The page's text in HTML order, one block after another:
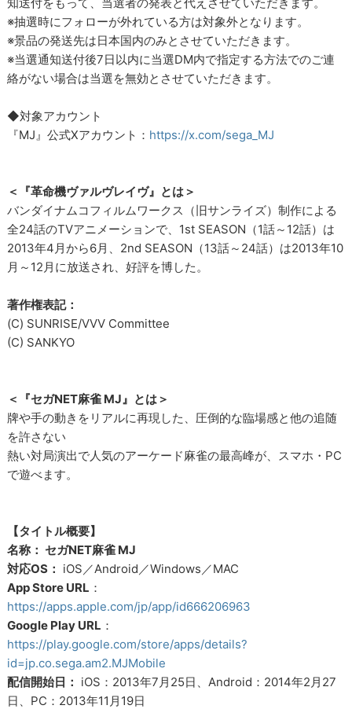
※抽選時にフォローが外れている方は対象外となります。
※景品の発送先は日本国内のみとさせていただきます。
※当選通知送付後7日以内に当選DM内で指定する方法でのご連
絡がない場合は当選を無効とさせていただきます。
◆対象アカウント
『MJ』公式Xアカウント： https://x.com/sega_MJ
＜『革命機ヴァルヴレイヴ』とは＞
バンダイナムコフィルムワークス（旧サンライズ）制作による
全24話のTVアニメーションで、1st SEASON（1話～12話）は
2013年4月から6月、2nd SEASON（13話～24話）は2013年10
月～12月に放送され、好評を博した。
著作権表記：
(C) SUNRISE/VVV Committee
(C) SANKYO
＜『セガNET麻雀 MJ』とは＞
牌や手の動きをリアルに再現した、圧倒的な臨場感と他の追随
を許さない
熱い対局演出で人気のアーケード麻雀の最高峰が、スマホ・PC
で遊べます。
【タイトル概要】
名称： セガNET麻雀 MJ
対応OS： iOS／Android／Windows／MAC
App Store URL ：
https://apps.apple.com/jp/app/id666206963
Google Play URL ：
https://play.google.com/store/apps/details?
id=jp.co.sega.am2.MJMobile
配信開始日： iOS：2013年7月25日、Android：2014年2月27
日、PC：2013年11月19日